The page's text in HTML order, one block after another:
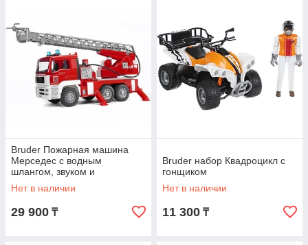
Bruder Пожарная машина
Мерседес с водным
шлангом, звуком и
подсветкой
Нет в наличии
29 900 ₸
Bruder набор Квадроцикл с
гонщиком
Нет в наличии
11 300 ₸